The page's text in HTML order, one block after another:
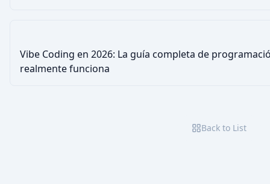
Vibe Coding en 2026: La guía completa de
realmente funciona
Back to List